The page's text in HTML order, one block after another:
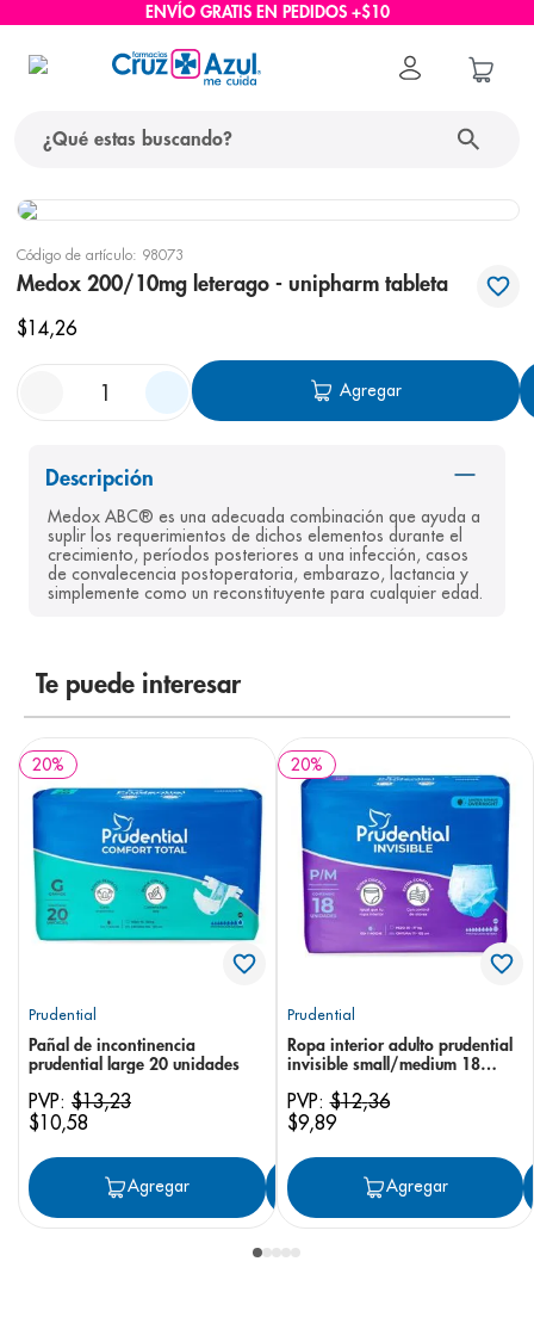
ENVÍO GRATIS EN PEDIDOS +$10
Código de artículo: 98073
Medox 200/10mg leterago - unipharm tableta
$14,26
Agregar
Descripción
Medox ABC® es una adecuada combinación que ayuda a
suplir los requerimientos de dichos elementos durante el
crecimiento, períodos posteriores a una infección, casos
de convalecencia postoperatoria, embarazo, lactancia y
simplemente como un reconstituyente para cualquier edad.
Te puede interesar
20%
Prudential
Pañal de incontinencia
prudential large 20 unidades
PVP: $13,23
$10,58
Agregar Agregar
20%
Prudential
Ropa interior adulto prudential
invisible small/medium 18
PVP:$12,36
$9,89
Agregar
términos más buscados
1 protector solar
6. shampoo
7. bioderma
8. panolini
9. pediasure